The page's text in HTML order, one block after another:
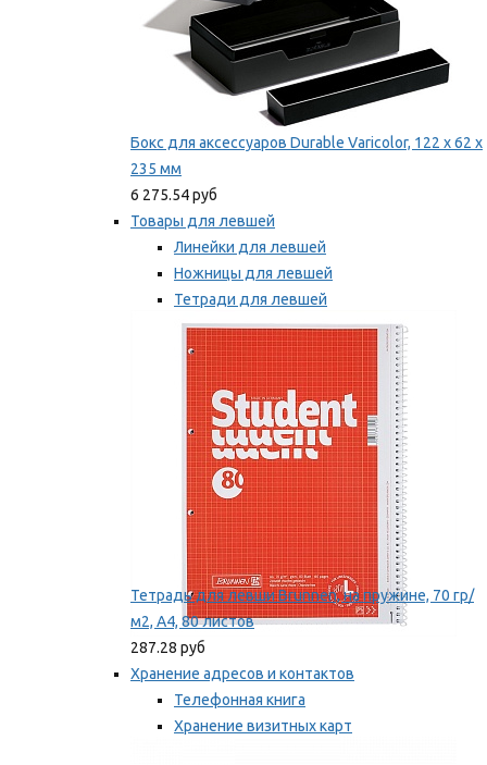
Бокс для аксессуаров Durable Varicolor, 122 x 62 x
235 мм
6 275.54 руб
Товары для левшей
Линейки для левшей
Ножницы для левшей
Тетради для левшей
Точилки для левшей
Мы рекомендуем
Тетрадь для левши Brunnen, на пружине, 70 гр/
м2, А4, 80 листов
287.28 руб
Хранение адресов и контактов
Телефонная книга
Хранение визитных карт